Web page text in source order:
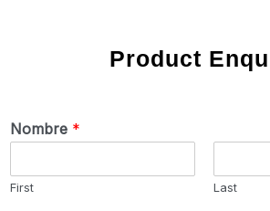
Product
Nombre *
First Last